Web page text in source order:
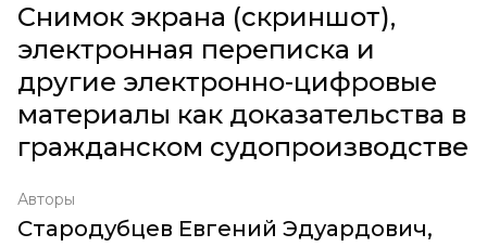
Снимок экрана (скриншот),
электронная переписка и
другие электронно-цифровые
материалы как доказательства в
гражданском судопроизводстве
Авторы
Стародубцев Евгений Эдуардович,